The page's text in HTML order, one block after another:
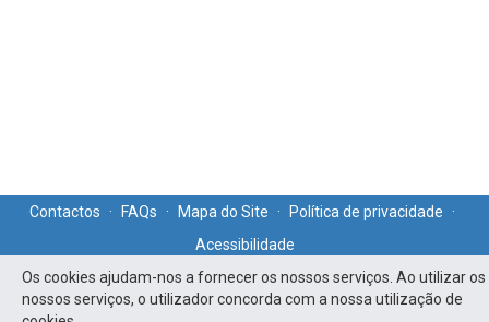
Os cookies ajudam-nos a fornecer os nossos serviços. Ao utilizar os
nossos serviços, o utilizador concorda com a nossa utilização de
Contactos · FAQs · Mapa do Site · Política de privacidade
·
Acessibilidade